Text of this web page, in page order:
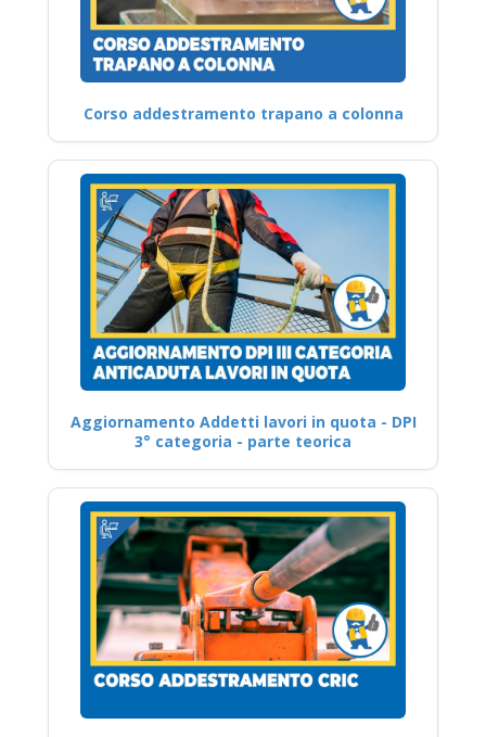
Corso addestramento trapano a colonna
Aggiornamento Addetti lavori in quota - DPI
3° categoria - parte teorica